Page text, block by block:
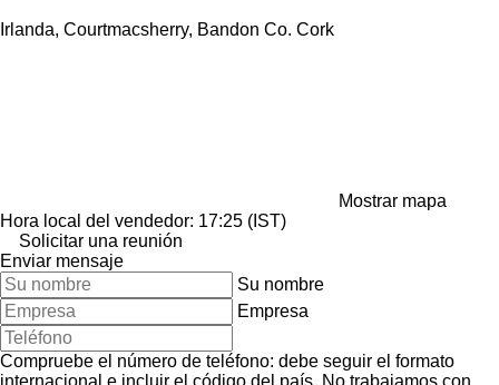
Irlanda, Courtmacsherry, Bandon Co. Cork
Mostrar mapa
Hora local del vendedor: 17:25 (IST)
Solicitar una reunión
Enviar mensaje
Su nombre
Empresa
Compruebe el número de teléfono: debe seguir el formato
internacional e incluir el código del país. No trabajamos con